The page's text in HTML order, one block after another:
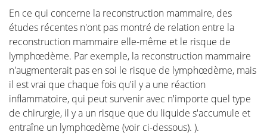
répondre.
Vêtements et lingerie
Nutrition et sport
En ce qui concerne la reconstruction mammaire, des
études récentes n'ont pas montré de relation entre la
reconstruction mammaire elle-même et le risque de
lymphœdème. Par exemple, la reconstruction mammaire
n'augmenterait pas en soi le risque de lymphœdème, mais
il est vrai que chaque fois qu'il y a une réaction
inflammatoire, qui peut survenir avec n'importe quel type
de chirurgie, il y a un risque que du liquide s'accumule et
entraîne un lymphœdème (voir ci-dessous). ).